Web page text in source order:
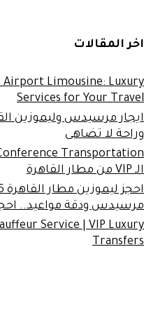
اخر المقالات
Airport Limousine: Luxury
Services for Your Travel
ايجار مرسيدس وليموزين
وراحة لا تضاهى
الـ VIP من مطار القاهرة
مرسيدس ودقة مواعيد..
Service | VIP Luxury
Transfers